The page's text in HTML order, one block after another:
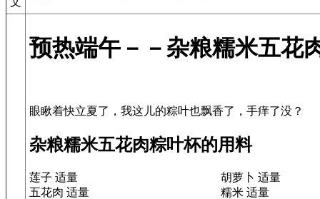
预热端午－－杂粮糯米五花
杂粮糯米五花肉粽叶杯的用料
莲子 适量
胡萝卜 适量
五花肉 适量
糯米 适量